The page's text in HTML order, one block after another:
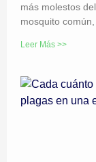
más molestos
mosquito
Leer Más >>